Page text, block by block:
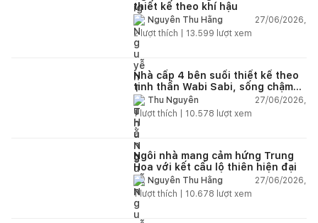
thiết kế theo khí hậu
Nguyễn Thu Hằng
27/06/2026,
2lượt thích | 13.599 lượt xem
Nhà cấp 4 bên suối thiết kế theo
tinh thần Wabi Sabi, sống chậm
giữa thiên nhiên
Thu Nguyễn
27/06/2026,
1lượt thích | 10.578 lượt xem
Ngôi nhà mang cảm hứng Trung
Hoa với kết cấu lộ thiên hiện đại
Nguyễn Thu Hằng
27/06/2026,
1lượt thích | 10.678 lượt xem